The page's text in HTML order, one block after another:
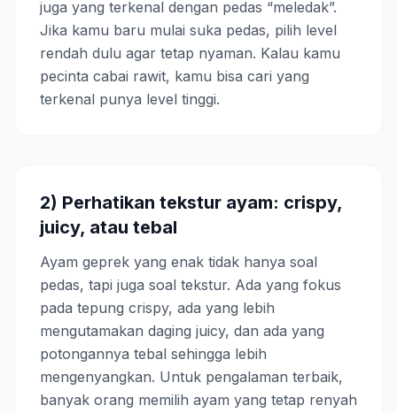
juga yang terkenal dengan pedas “meledak”.
Jika kamu baru mulai suka pedas, pilih level
rendah dulu agar tetap nyaman. Kalau kamu
pecinta cabai rawit, kamu bisa cari yang
terkenal punya level tinggi.
2) Perhatikan tekstur ayam: crispy,
juicy, atau tebal
Ayam geprek yang enak tidak hanya soal
pedas, tapi juga soal tekstur. Ada yang fokus
pada tepung crispy, ada yang lebih
mengutamakan daging juicy, dan ada yang
potongannya tebal sehingga lebih
mengenyangkan. Untuk pengalaman terbaik,
banyak orang memilih ayam yang tetap renyah